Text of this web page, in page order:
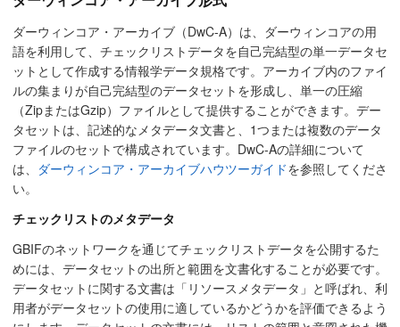
ダーウィンコア・アーカイブ（DwC-A）は、ダーウィンコアの用
語を利用して、チェックリストデータを自己完結型の単一データセ
ットとして作成する情報学データ規格です。アーカイブ内のファイ
ルの集まりが自己完結型のデータセットを形成し、単一の圧縮
（ZipまたはGzip）ファイルとして提供することができます。デー
タセットは、記述的なメタデータ文書と、1つまたは複数のデータ
ファイルのセットで構成されています。DwC-Aの詳細について
は、 ダーウィンコア・アーカイブハウツーガイドを参照してくださ
い。
チェックリストのメタデータ
GBIFのネットワークを通じてチェックリストデータを公開するた
めには、データセットの出所と範囲を文書化することが必要です。
データセットに関する文書は「リソースメタデータ」と呼ばれ、利
用者がデータセットの使用に適しているかどうかを評価できるよう